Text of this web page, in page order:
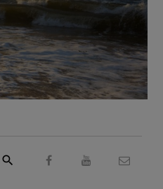
Wyszukaj:
search